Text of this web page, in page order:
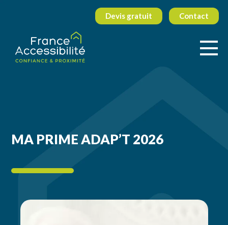
Devis gratuit Contact
MA PRIME ADAP’T 2026